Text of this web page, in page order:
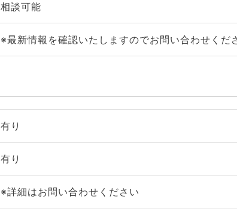
相談可能
※最新情報を確認いたしますのでお問い合わせくだ
有り
有り
※詳細はお問い合わせください